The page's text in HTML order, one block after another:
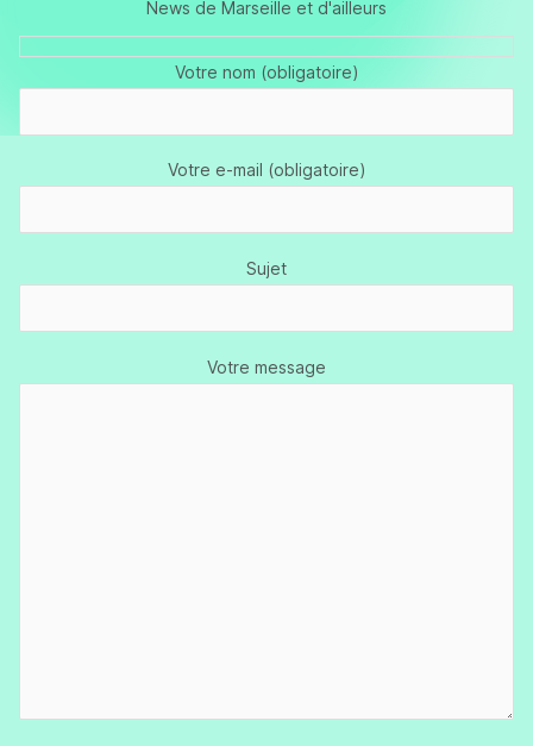
News de Marseille et d'ailleurs
Votre nom (obligatoire)
Votre e-mail (obligatoire)
Sujet
Votre message